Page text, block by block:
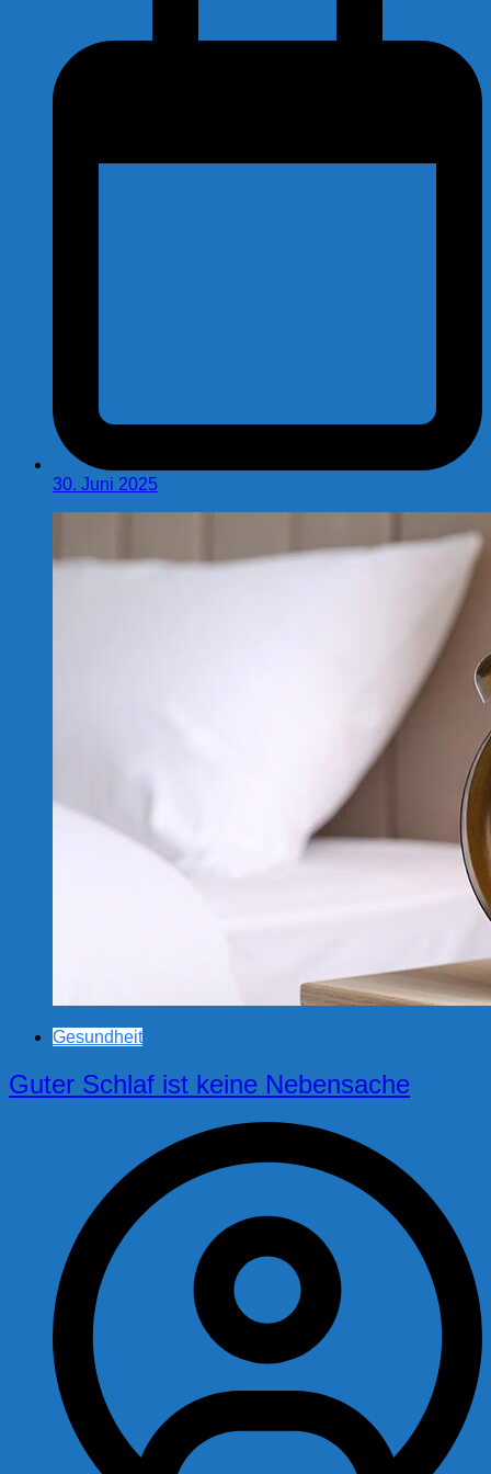
30. Juni 2025
Gesundheit
Guter Schlaf ist keine Nebensache